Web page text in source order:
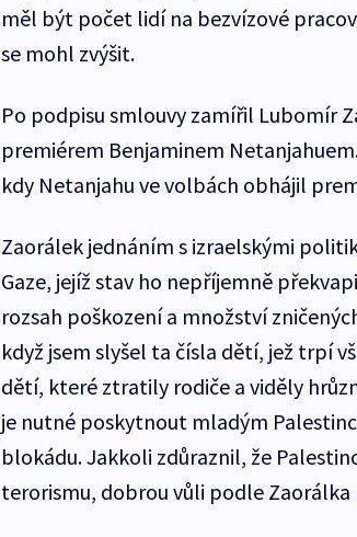
měl být počet lidí na bezvízové
se mohl zvýšit.
Po podpisu smlouvy zamířil Lubomír
premiérem Benjaminem
kdy Netanjahu ve volbách obhájil
Zaorálek jednáním s izraelskými
Gaze, jejíž stav ho nepříjemně
rozsah poškození a množství
když jsem slyšel ta čísla dětí, jež trpí
dětí, které ztratily rodiče a viděly
je nutné poskytnout mladým
blokádu. Jakkoli zdůraznil, že
terorismu, dobrou vůli podle Zaorálka